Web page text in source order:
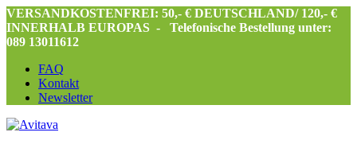
VERSANDKOSTENFREI: 50,- € DEUTSCHLAND/ 120,- €
INNERHALB EUROPAS -
Telefonische Bestellung unter:
089 13011612
FAQ
Kontakt
Newsletter